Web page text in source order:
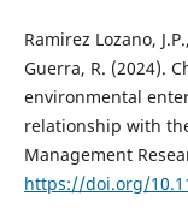
Ramirez Lozano,
Guerra, R. (2024).
environmental
relationship with
Management
https://doi.org/